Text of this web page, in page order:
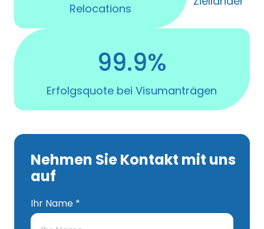
Relocations
99.9%
Erfolgsquote bei Visumanträgen
Nehmen Sie Kontakt mit uns
auf
Ihr Name *